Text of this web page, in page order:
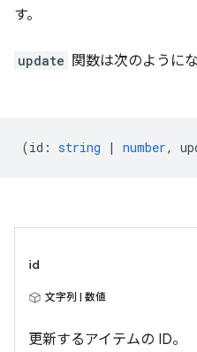
す。
update 関数は次のようにな
(id : string | number,
id
文字列 | 数値
更新するアイテムの ID。